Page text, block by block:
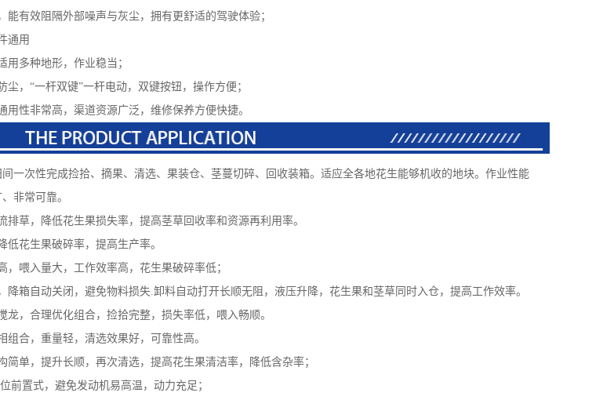
有效阻隔外部噪声与灰尘，拥有更舒适的驾驶体验；
通用
多种地形，作业稳当；
“一杆双键”一杆电动，双键按钮，操作方便；
性非常高，渠道资源广泛，维修保养方便快捷。
次性完成捡拾、摘果、清选、果装仓、茎蔓切碎、回收装箱。适应全各地花生能够机收的地块。作业性能
非常可靠。
草，降低花生果损失率，提高茎草回收率和资源再利用率。
花生果破碎率，提高生产率。
喂入量大，工作效率高，花生果破碎率低；
自动关闭，避免物料损失.卸料自动打开长顺无阻，液压升降，花生果和茎草同时入仓，提高工作效率。
，合理优化组合，捡拾完整，损失率低，喂入畅顺。
合，重量轻，清选效果好，可靠性高。
单，提升长顺，再次清选，提高花生果清洁率，降低含杂率；
置式，避免发动机易高温，动力充足；